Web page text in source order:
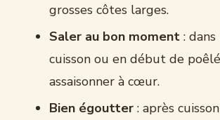
grosses côtes larges.
Saler au bon moment : dans
cuisson ou en début de
assaisonner à cœur.
Bien égoutter : après cuisson